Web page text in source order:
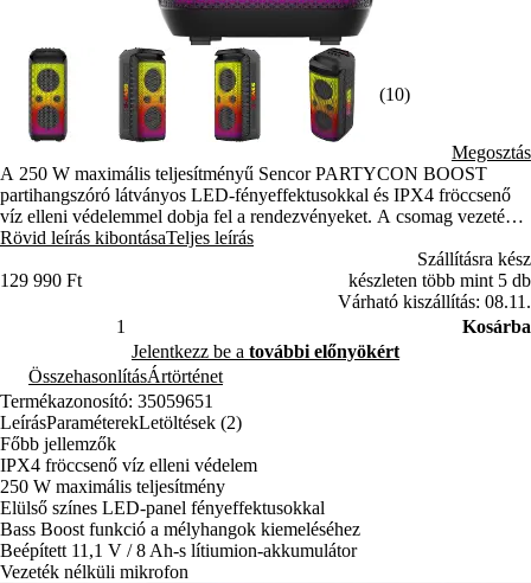
(10)
Megosztás
A 250 W maximális teljesítményű Sencor PARTYCON BOOST
partihangszóró látványos LED-fényeffektusokkal és IPX4 fröccsenő
víz elleni védelemmel dobja fel a rendezvényeket. A csomag vezeték
nélküli mikrofont is tartalmaz, a beépített akkumulátor pedig akár 11
órás lejátszást biztosít. Powerbank funkciójával mobileszközeidet is
feltöltheted.
Rövid leírás kibontásaTeljes leírás
129 990 Ft
Szállításra kész
készleten több mint 5 db
Várható kiszállítás: 08.11.
Kosárba
Jelentkezz be a további előnyökért
ÖsszehasonlításÁrtörténet
Termékazonosító: 35059651
LeírásParaméterekLetöltések (2)
Főbb jellemzők
IPX4 fröccsenő víz elleni védelem
250 W maximális teljesítmény
Elülső színes LED-panel fényeffektusokkal
Bass Boost funkció a mélyhangok kiemeléséhez
Beépített 11,1 V / 8 Ah-s lítiumion-akkumulátor
Vezeték nélküli mikrofon